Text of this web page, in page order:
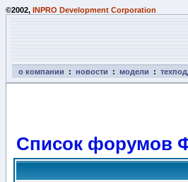
©2002, INPRO Development Corporation
о компании : новости : модели :
Список форумов